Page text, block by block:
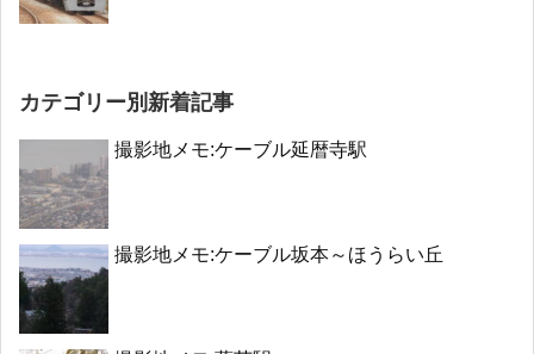
カテゴリー別新着記事
撮影地メモ:ケーブル延暦寺駅
撮影地メモ:ケーブル坂本～ほうらい丘